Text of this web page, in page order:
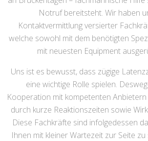
Notruf bereitsteht. Wir haben
Kontaktvermittlung versierter
welche sowohl mit dem benötigten
mit neuesten Equipment
Uns ist es bewusst, dass zügige
eine wichtige Rolle spielen.
Kooperation mit kompetenten Anbietern
durch kurze Reaktionszeiten sowie
Diese Fachkräfte sind infolgedessen
Ihnen mit kleiner Wartezeit zur Seite